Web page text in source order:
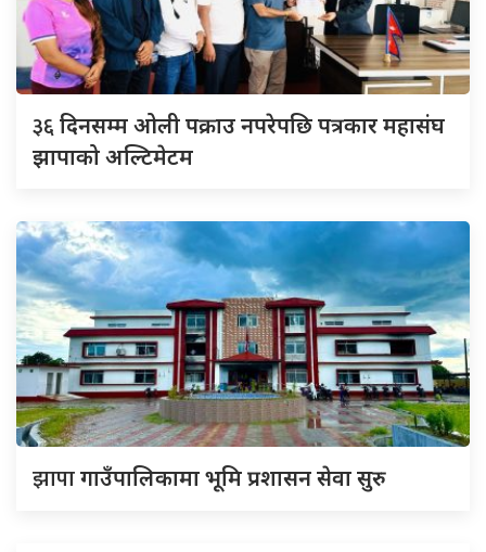
३६दिनसम्म ओली पक्राउ नपरेपछि पत्रकार महासंघ
झापाको अल्टिमेटम
झापागाउँपालिकामा भूमि प्रशासन सेवा सुरु